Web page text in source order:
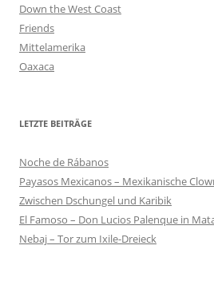
Down the West Coast
Friends
Mittelamerika
Oaxaca
LETZTE BEITRÄGE
Noche de Rábanos
Payasos Mexicanos – Mexikanische
Zwischen Dschungel und Karibik
El Famoso – Don Lucios Palenque in
Nebaj – Tor zum Ixile-Dreieck